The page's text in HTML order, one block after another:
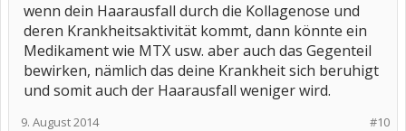
wenn dein Haarausfall durch die Kollagenose und
deren Krankheitsaktivität kommt, dann könnte ein
Medikament wie MTX usw. aber auch das Gegenteil
bewirken, nämlich das deine Krankheit sich beruhigt
und somit auch der Haarausfall weniger wird.
#10
9. August 2014